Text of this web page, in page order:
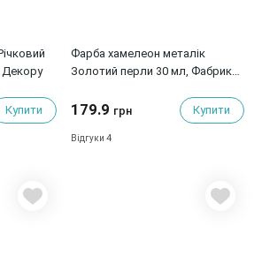
Декору
Купити
Фарба хамелеон металік
Золотий перли 30 мл, Фабрика
179.9 грн Купити
Відгуки4